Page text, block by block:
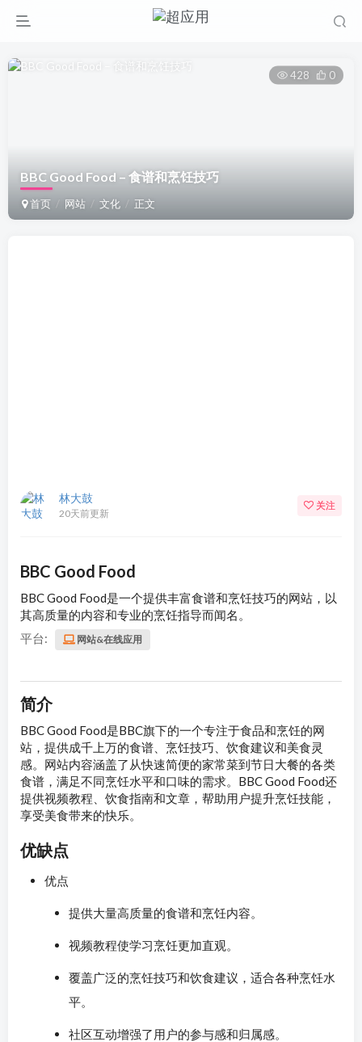
BBC Good Food – 食谱和烹饪技巧
首页 网站 文化 正文
428 0
林大鼓
20天前更新
关注
BBC Good Food
BBC Good Food是一个提供丰富食谱和烹饪技巧的网站，以
其高质量的内容和专业的烹饪指导而闻名。
平台:
网站&在线应用
简介
BBC Good Food是BBC旗下的一个专注于食品和烹饪的网
站，提供成千上万的食谱、烹饪技巧、饮食建议和美食灵
感。网站内容涵盖了从快速简便的家常菜到节日大餐的各类
食谱，满足不同烹饪水平和口味的需求。BBC Good Food还
提供视频教程、饮食指南和文章，帮助用户提升烹饪技能，
享受美食带来的快乐。
优缺点
优点
提供大量高质量的食谱和烹饪内容。
视频教程使学习烹饪更加直观。
覆盖广泛的烹饪技巧和饮食建议，适合各种烹饪水
平。
社区互动增强了用户的参与感和归属感。